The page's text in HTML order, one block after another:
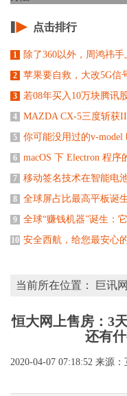
点击排行
1 除了360以外，周鸿祎手
2 苹果要自救，大改5G信
3 若08年买入10万块腾讯
4 MAZDA CX-5三度斩获
5 你可能没用过的v-model
6 macOS 下 Electron 程序
7 移动签名技术在智能电
8 全球屏占比最高平板诞
9 全球“赚钱机器”诞生：
10 安全西航，给您最安心
当前所在位置： 巨讯
恒大网上售房：3
还有
2020-04-07 07:18:52 来源：